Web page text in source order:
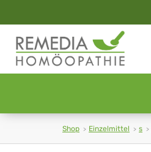
Shop Einzelmittel s